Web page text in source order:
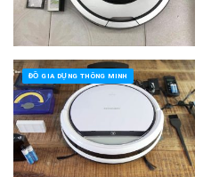
ĐỒ GIA DỤNG THÔNG MINH